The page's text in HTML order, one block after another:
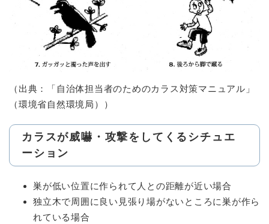
（出典：「自治体担当者のためのカラス対策マニュアル」
（環境省自然環境局））
カラスが威嚇・攻撃をしてくるシチュエ
ーション
巣が低い位置に作られて人との距離が近い場合
独立木で周囲に良い見張り場がないところに巣が作ら
れている場合